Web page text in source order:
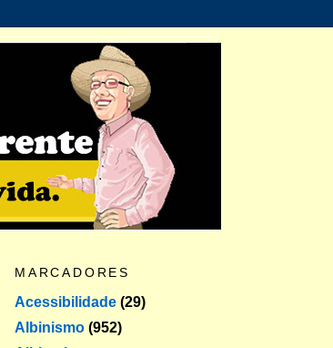
MARCADORES
Acessibilidade (29)
Albinismo (952)